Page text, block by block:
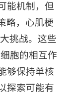
能机制，但
略，心肌梗
挑战。这些
胞的相互作
够保持单核
探索可能有